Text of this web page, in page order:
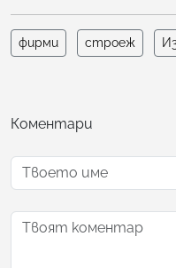
фирми строеж
Коментари